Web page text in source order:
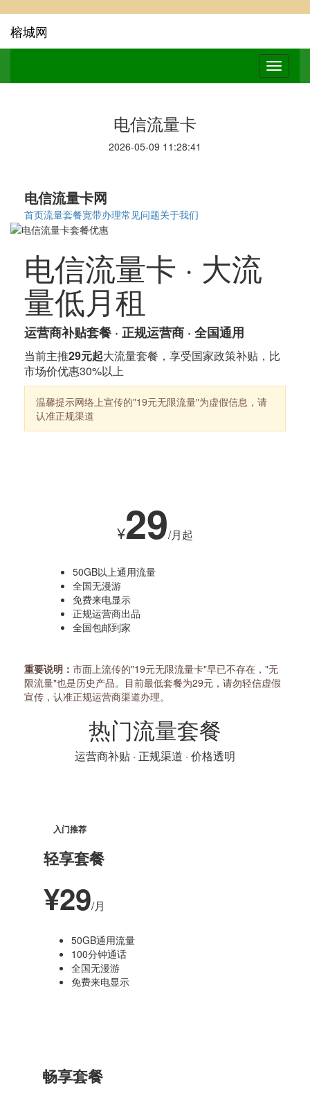
榕城网
电信流量卡
2026-05-09 11:28:41
电信流量卡网
首页流量套餐宽带办理常见问题关于我们
电信流量卡 · 大流
量低月租
运营商补贴套餐 · 正规运营商 · 全国通用
当前主推29元起大流量套餐，享受国家政策补贴，比
市场价优惠30%以上
温馨提示网络上宣传的"19元无限流量"为虚假信息，请
认准正规渠道
¥29/月起
50GB以上通用流量
全国无漫游
免费来电显示
正规运营商出品
全国包邮到家
重要说明： 市面上流传的"19元无限流量卡"早已不存在，"无
限流量"也是历史产品。目前最低套餐为29元，请勿轻信虚假
宣传，认准正规运营商渠道办理。
热门流量套餐
运营商补贴 · 正规渠道 · 价格透明
入门推荐
轻享套餐
¥29/月
50GB通用流量
100分钟通话
全国无漫游
免费来电显示
畅享套餐